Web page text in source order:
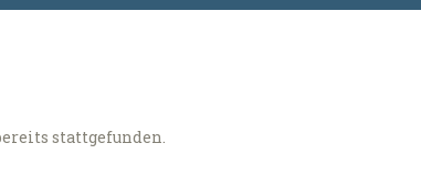
stattgefunden.